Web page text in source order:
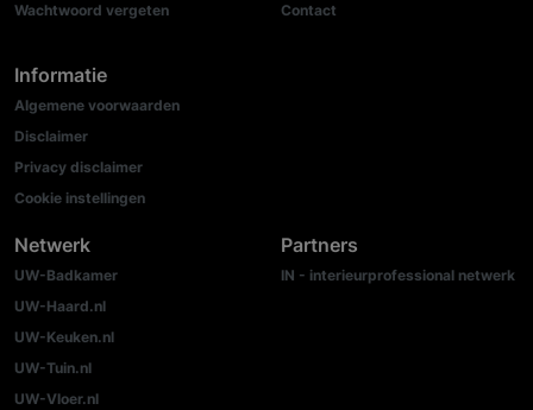
Wachtwoord vergeten
Informatie
Algemene voorwaarden
Disclaimer
Privacy disclaimer
Cookie instellingen
Contact
Netwerk
UW-Badkamer
UW-Haard.nl
UW-Keuken.nl
UW-Tuin.nl
UW-Vloer.nl
Partners
IN - interieurprofessional netwerk